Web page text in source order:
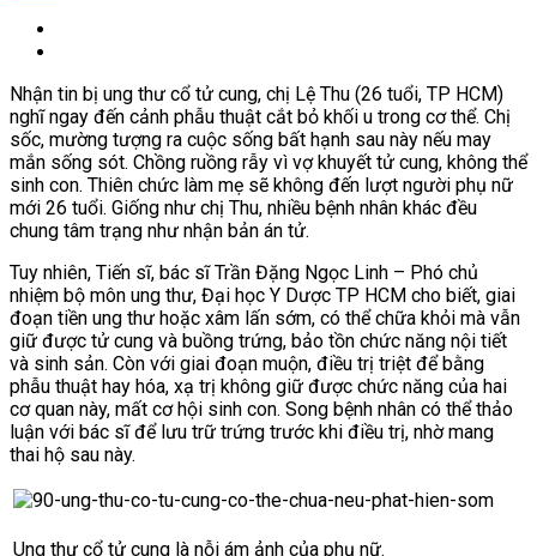
Nhận tin bị ung thư cổ tử cung, chị Lệ Thu (26 tuổi, TP HCM)
nghĩ ngay đến cảnh phẫu thuật cắt bỏ khối u trong cơ thể. Chị
sốc, mường tượng ra cuộc sống bất hạnh sau này nếu may
mắn sống sót. Chồng ruồng rẫy vì vợ khuyết tử cung, không thể
sinh con. Thiên chức làm mẹ sẽ không đến lượt người phụ nữ
mới 26 tuổi. Giống như chị Thu, nhiều bệnh nhân khác đều
chung tâm trạng như nhận bản án tử.
Tuy nhiên, Tiến sĩ, bác sĩ Trần Đặng Ngọc Linh – Phó chủ
nhiệm bộ môn ung thư, Đại học Y Dược TP HCM cho biết, giai
đoạn tiền ung thư hoặc xâm lấn sớm, có thể chữa khỏi mà vẫn
giữ được tử cung và buồng trứng, bảo tồn chức năng nội tiết
và sinh sản. Còn với giai đoạn muộn, điều trị triệt để bằng
phẫu thuật hay hóa, xạ trị không giữ được chức năng của hai
cơ quan này, mất cơ hội sinh con. Song bệnh nhân có thể thảo
luận với bác sĩ để lưu trữ trứng trước khi điều trị, nhờ mang
thai hộ sau này.
Ung thư cổ tử cung là nỗi ám ảnh của phụ nữ.